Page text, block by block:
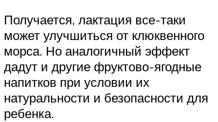
Получается, лактация все-таки
может улучшиться от клюквенного
морса. Но аналогичный эффект
дадут и другие фруктово-ягодные
напитков при условии их
натуральности и безопасности для
ребенка.